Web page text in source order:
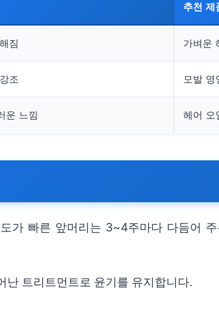
추천 제
짐 가벼운
조 모발 영
운 느낌 헤어 오
가 빠른 앞머리는 3~4주마다 다듬어
난 트리트먼트로 윤기를 유지합니다.